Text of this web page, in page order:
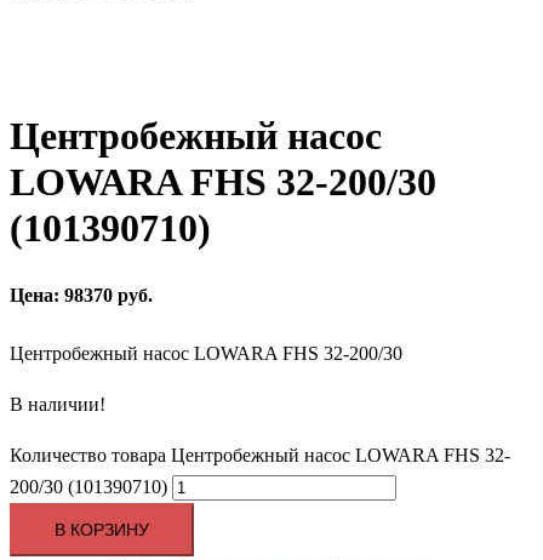
Центробежный насос
LOWARA FHS 32-200/30
(101390710)
Цена: 98370 руб.
Центробежный насос LOWARA FHS 32-200/30
В наличии!
Количество товара Центробежный насос LOWARA FHS 32-
200/30 (101390710)
В КОРЗИНУ